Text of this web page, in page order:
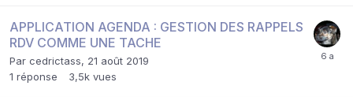
APPLICATION AGENDA : GESTION DES RAPPELS
RDV COMME UNE TACHE
Par cedrictass, 21 août 2019
1 réponse 3,5k vues